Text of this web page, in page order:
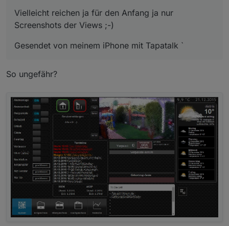
Vielleicht reichen ja für den Anfang ja nur
Screenshots der Views ;-)
Gesendet von meinem iPhone mit Tapatalk `
So ungefähr?